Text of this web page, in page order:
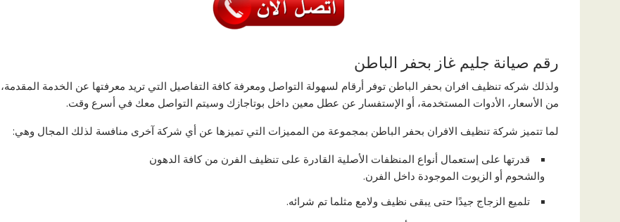
رقم صيانة جليم غاز بحفر الباطن
ولذلك شركه تنظيف افران بحفر الباطن توفر أرقام لسهولة التواصل ومعرفة كافة التفاصيل التي تريد معرفتها عن الخدمة المقدمة،
من الأسعار، الأدوات المستخدمة، أو الإستفسار عن عطل معين داخل بوتاجازك وسيتم التواصل معك في أسرع وقت.
لما تتميز شركة تنظيف الافران بحفر الباطن بمجموعة من المميزات التي تميزها عن أي شركة آخرى منافسة لذلك المجال وهي:
قدرتها على إستعمال أنواع المنظفات الأصلية القادرة على تنظيف الفرن من كافة الدهون
والشحوم أو الزيوت الموجودة داخل الفرن.
تلميع الزجاج جيدًا حتى يبقى نظيف ولامع مثلما تم شرائه.